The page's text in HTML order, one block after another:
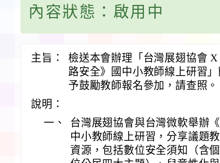
內容狀態：啟用中
主旨：
檢送本會辦理「台灣展翅協會
路安全》國中小教師線上研習
予鼓勵教師報名參加，請查照。
說明：
一、
台灣展翅協會與台灣微軟舉辦
中小教師線上研習，分享議題
資源，包括數位安全須知（含